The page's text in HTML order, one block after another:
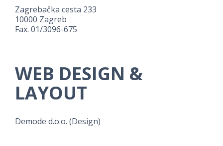
Zagrebačka cesta 233
10000 Zagreb
Fax. 01/3096-675
WEB DESIGN &
LAYOUT
Demode d.o.o. (Design)